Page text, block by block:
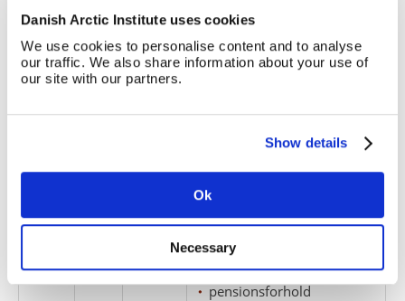
Danish Arctic Institute uses cookies
We use cookies to personalise content and to analyse
our traffic. We also share information about your use of
our site with our partners.
Show details
Ok
Necessary
Kirsten Høyrups personlige
dokumenter i forbindelse
med uddannelse,
ansættelsesforhold,
lønforhold, pensionsforhold,
Kirsten Høyrups personlige
tilgængelige for pub
ansættelsesforhold
biografiske oplysninger
Ministeriet for Grønland
pensionsforhold